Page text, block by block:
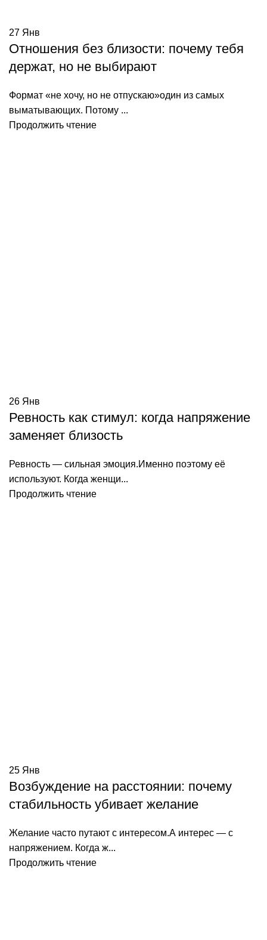
27 Янв
Отношения без близости: почему тебя
держат, но не выбирают
Формат «не хочу, но не отпускаю»один из самых
выматывающих. Потому ...
Продолжить чтение
26 Янв
Ревность как стимул: когда напряжение
заменяет близость
Ревность — сильная эмоция.Именно поэтому её
используют. Когда женщи...
Продолжить чтение
25 Янв
Возбуждение на расстоянии: почему
стабильность убивает желание
Желание часто путают с интересом.А интерес — с
напряжением. Когда ж...
Продолжить чтение